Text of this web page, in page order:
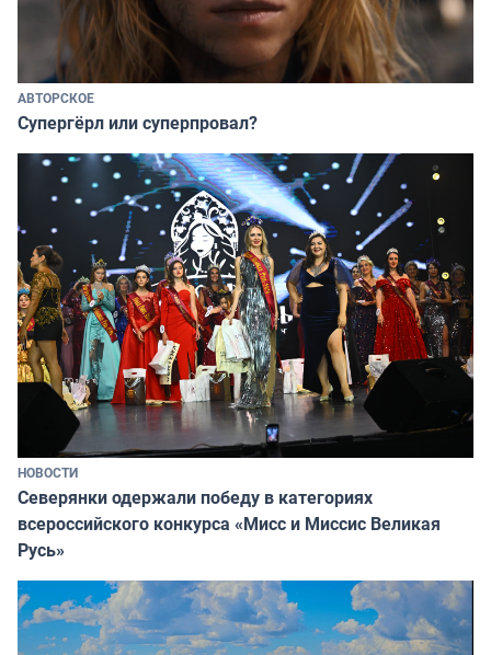
АВТОРСКОЕ
Супергёрл или суперпровал?
НОВОСТИ
Северянки одержали победу в категориях
всероссийского конкурса «Мисс и Миссис Великая
Русь»